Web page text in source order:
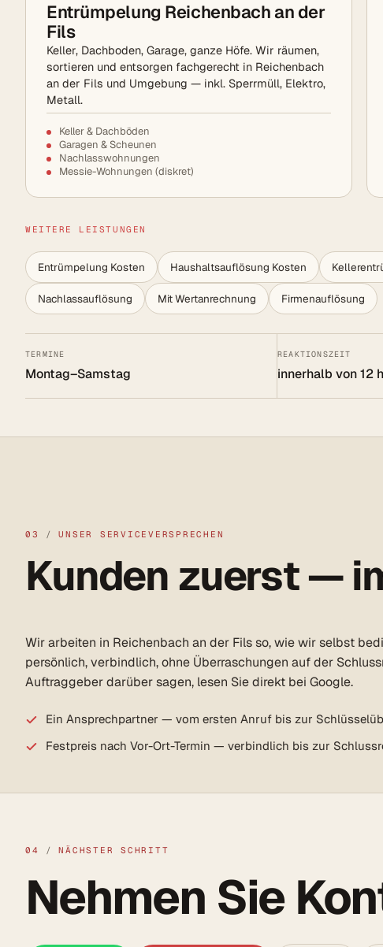
Entrümpelung Reichenbach an der
Fils
Keller, Dachboden, Garage, ganze Höfe. Wir räumen,
sortieren und entsorgen fachgerecht in Reichenbach
an der Fils und Umgebung — inkl. Sperrmüll, Elektro,
Metall.
Keller & Dachböden
Garagen & Scheunen
Nachlasswohnungen
Messie-Wohnungen (diskret)
WEITERE LEISTUNGEN
Entrümpelung Kosten Haushaltsauflösung Kosten
Nachlassauflösung Mit Wertanrechnung Firmenauflösung
TERMINE
Montag–Samstag
REAKTIONSZEIT
innerhalb von 12 h
03 / UNSER SERVICEVERSPRECHEN
Kunden zuerst —
Wir arbeiten in Reichenbach an der Fils so, wie wir selbst
persönlich, verbindlich, ohne Überraschungen auf der
Auftraggeber darüber sagen, lesen Sie direkt bei Google.
Ein Ansprechpartner — vom ersten Anruf bis zur
Festpreis nach Vor-Ort-Termin — verbindlich bis zur
04 / NÄCHSTER SCHRITT
Nehmen Sie